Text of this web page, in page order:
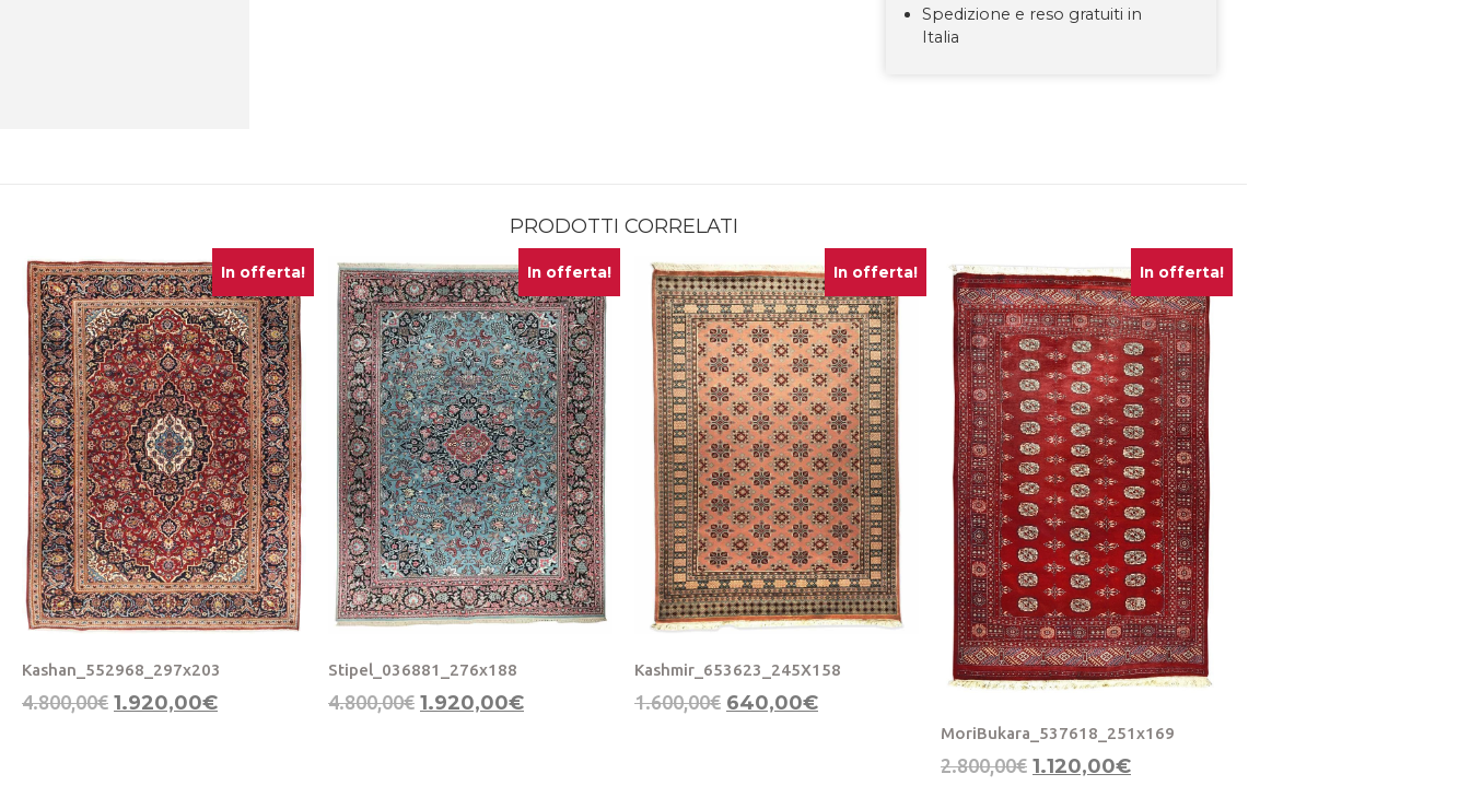
Spedizione e reso gratuiti in
Italia
PRODOTTI CORRELATI
In offerta!
Kashan_552968_297x203
4.800,00€ 1.920,00€
In offerta!
Stipel_036881_276x188
4.800,00€ 1.920,00€
In offerta!
Kashmir_653623_245X158
1.600,00€ 640,00€
In offerta!
MoriBukara_537618_251x169
2.800,00€ 1.120,00€